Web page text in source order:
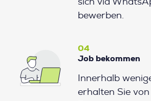
sich via
bewerben.
04
Job bekommen
Innerhalb
erhalten Sie von